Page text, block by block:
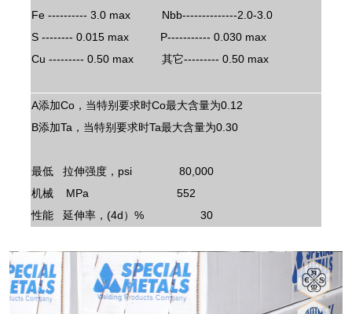
Fe ---------- 3.0 max Nbb--------------2.0-3.0
S -------- 0.015 max P----------- 0.030 max
Cu --------- 0.50 max 其它--------- 0.50 max
A添加Co，当特别要求时Co最大含量为0.12
B添加Ta，当特别要求时Ta最大含量为0.30
最低 拉伸强度，psi 80,000
机械 MPa 552
性能 延伸率，(4d）% 30